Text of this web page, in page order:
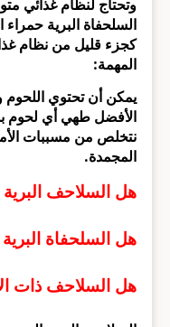
وتحتاج لنظام غذائي
السلحفاة البرية حمراء
كجزء قليل من نظام
المهمة:
يمكن أن تحتوي اللحوم
الأفضل طهي أي لحوم
نتخلص من مسببات
المجمدة.
هل السلاحف البرية
هل السلحفاة
هل السلاحف ذات